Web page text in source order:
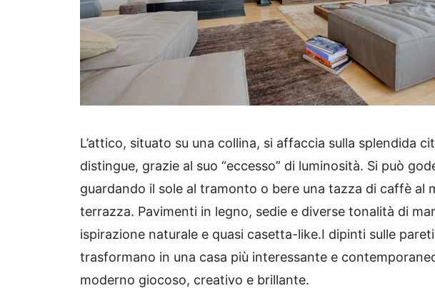
L’attico, situato su una collina, si affaccia sulla splendida
distingue, grazie al suo “eccesso” di luminosità. Si può
guardando il sole al tramonto o bere una tazza di caffè al
terrazza. Pavimenti in legno, sedie e diverse tonalità di
ispirazione naturale e quasi casetta-like.I dipinti sulle
trasformano in una casa più interessante e
moderno giocoso, creativo e brillante.